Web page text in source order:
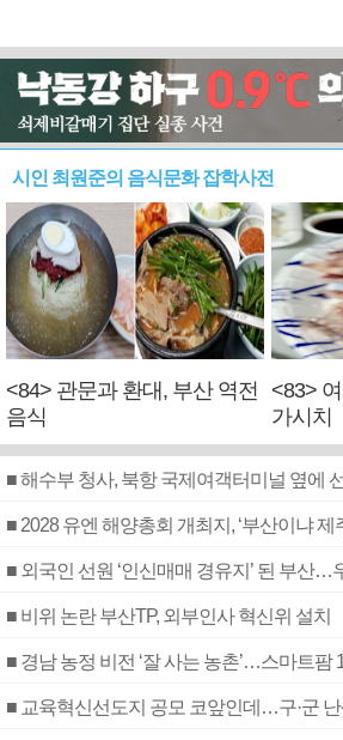
시인 최원준의 음식문화 잡학사전
<84> 관문과 환대, 부산 역전
음식
<83>
가시치
■ 해수부 청사, 북항 국제여객터미널 옆에
■ 2028 유엔 해양총회 개최지, ‘부산이냐 제
■ 외국인 선원 ‘인신매매 경유지’ 된 부산…
■ 비위 논란 부산TP, 외부인사 혁신위 설치
■ 경남 농정 비전 ‘잘 사는 농촌’…스마트팜
■ 교육혁신선도지 공모 코앞인데…구·군 난